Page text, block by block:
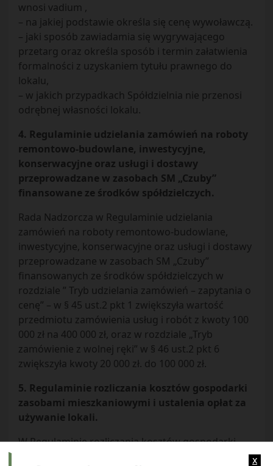
wnosi vadium ,
– na jakiej podstawie określa się cenę wywoławczą.
– jaki sposób zawiadamia się wygrywającego
przetarg oraz określa sposób i termin załatwienia
formalności z uzyskaniem tytułu prawnego do
lokalu,
– w jakich przypadkach Spółdzielnia nie przenosi
odrębnej własności lokalu.
4. Regulaminie udzielania zamówień na roboty
remontowo-budowlane, inwestycyjne,
konserwacyjne oraz usługi i dostawy
przeprowadzane w zasobach SM „Czuby”
finansowane ze środków spółdzielczych.
Rada Nadzorcza w Regulaminie udzielania
zamówień na roboty remontowo-budowlane,
inwestycyjne, konserwacyjne oraz usługi i dostawy
przeprowadzane w zasobach SM „Czuby”
finansowanych ze środków spółdzielczych w
rozdziale ” Tryb udzielania zamówień – zapytania o
cenę” – w § 45 ust.2 pkt 1 zwiększyła wartość
przedmiotu zamówienia usług i robót z kwoty 100
000 zł na 400 000 zł, oraz w rozdziale „Tryb
zamówienie z wolnej ręki” w § 46 ust.2 pkt 6
zwiększyła kwoty 20 000 zł. do 100 000 zł.
5. Regulaminie rozliczania kosztów gospodarki
zasobami mieszkaniowymi i ustalenia opłat za
używanie lokali.
W Regulaminie rozliczania kosztów gospodarki
x